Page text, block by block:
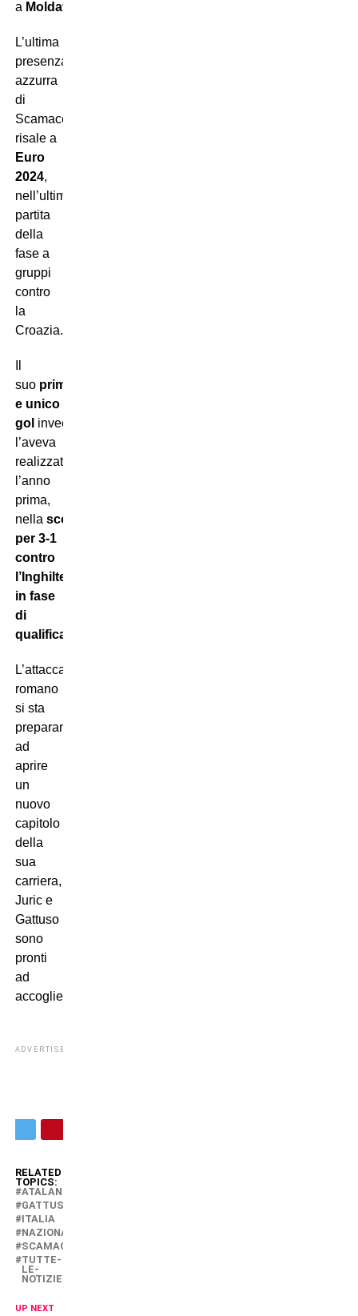
a Moldavia
L’ultima
presenza
azzurra
di
Scamacca
risale a
Euro
2024,
nell’ultima
partita
della
fase a
gruppi
contro
la
Croazia.
suo primo
e unico
gol invece
l’aveva
realizzato
l’anno
prima,
nella sconfitta
per 3-1
contro
l’Inghilterra
in fase
di
qualificazione
L’attaccante
romano
si sta
preparando
ad
aprire
un
nuovo
capitolo
della
sua
carriera,
Juric e
Gattuso
sono
pronti
ad
accoglierlo.
ADVERTISEMENT
RELATED
TOPICS:
ATALANTA
GATTUSO
ITALIA
NAZIONALE
SCAMACCA
TUTTE-
LE-
NOTIZIE
UP NEXT